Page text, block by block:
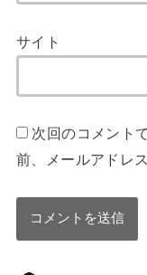
サイト
次回のコメント
前、メールアドレ